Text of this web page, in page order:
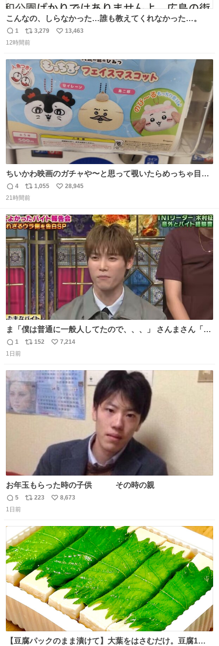
こんなの、しらなかった…誰も教えてくれなかった…。
返
信
1
リ
ポ
ト
数
3,279
い
数
13,463
12時間前
ちいかわ映画のガチャや〜と思って覗いたらめっちゃ目合
って気まずい
返
信
4
リ
ポ
ト
数
1,055
い
数
28,945
21時間前
ま「僕は普通に一般人してたので、、、」 さんまさん「チ
ンパンジー⁉️」 しぬwwwwwwwwwwwwwwwwwwwww
返
信
1
リ
数
152
い
数
7,214
1日前
お年玉もらった時の子供 その時の親
返
信
5
リ
ト
数
223
い
数
8,673
1日前
【豆腐パックのまま漬けて】大葉をはさむだけ。豆腐1